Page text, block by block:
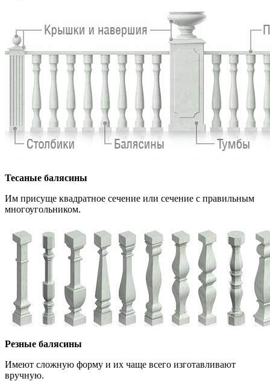
Тесаные балясины
Им присуще квадратное сечение или сечение с правильным
многоугольником.
Резные балясины
Имеют сложную форму и их чаще всего изготавливают
вручную.